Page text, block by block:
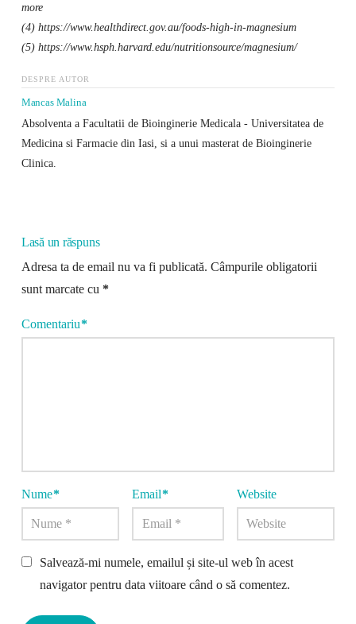
more
(4) https://www.healthdirect.gov.au/foods-high-in-magnesium
(5) https://www.hsph.harvard.edu/nutritionsource/magnesium/
DESPRE AUTOR
Mancas Malina
Absolventa a Facultatii de Bioinginerie Medicala - Universitatea de
Medicina si Farmacie din Iasi, si a unui masterat de Bioinginerie
Clinica.
Lasă un răspuns
Adresa ta de email nu va fi publicată. Câmpurile obligatorii
sunt marcate cu *
Comentariu*
Nume* Email* Website
Salvează-mi numele, emailul și site-ul web în acest
navigator pentru data viitoare când o să comentez.